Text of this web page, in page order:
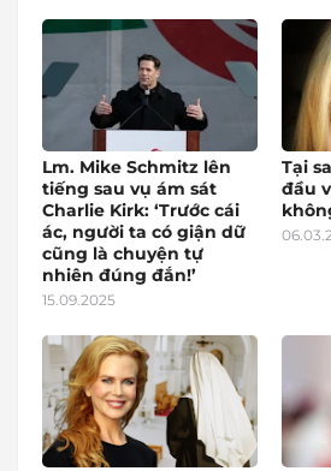
Lm. Mike Schmitz lên
tiếng sau vụ ám sát
Charlie Kirk: ‘Trước cái
ác, người ta có giận dữ
cũng là chuyện tự
nhiên đúng đắn!’
15.09.2025
Tại
đầu